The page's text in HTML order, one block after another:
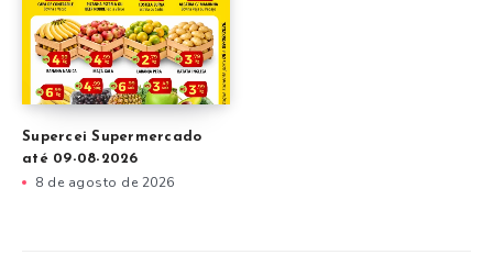
Supercei Supermercado
até 09-08-2026
8 de agosto de 2026